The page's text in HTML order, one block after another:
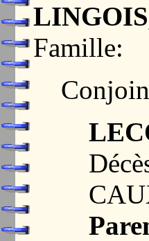
Famille: